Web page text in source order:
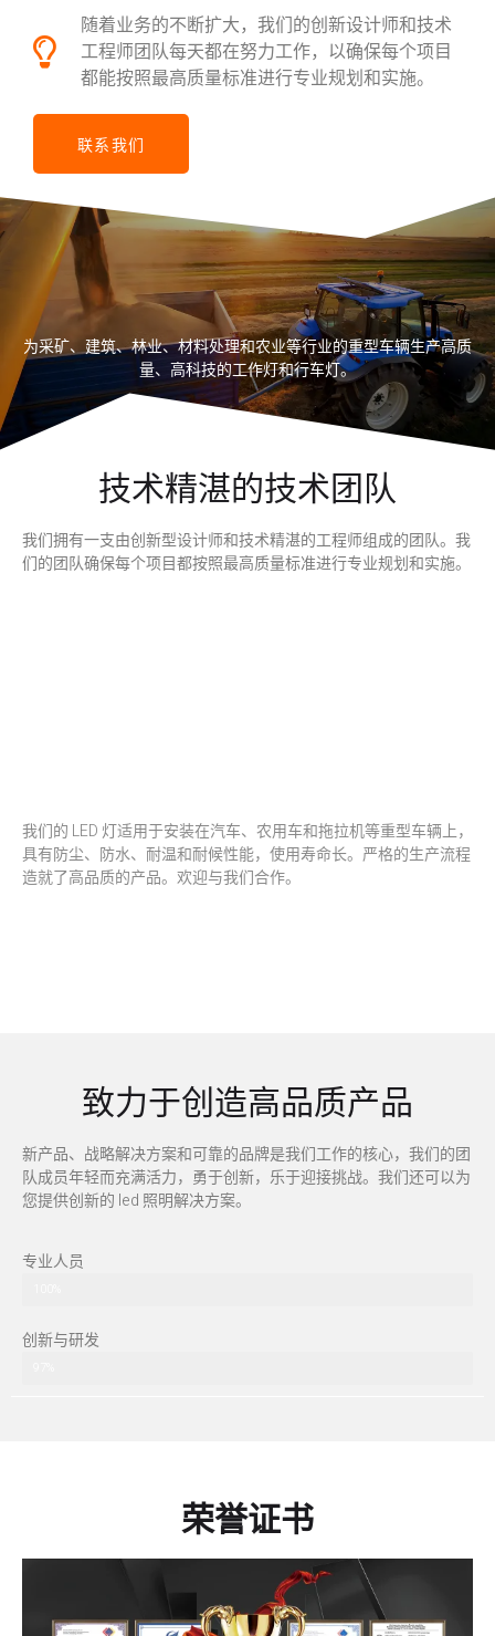
随着业务的不断扩大，我们的创新设计师和技术
工程师团队每天都在努力工作，以确保每个项目
都能按照最高质量标准进行专业规划和实施。
联系我们
为采矿、建筑、林业、材料处理和农业等行业的重型车辆生产高质
量、高科技的工作灯和行车灯。
技术精湛的技术团队
我们拥有一支由创新型设计师和技术精湛的工程师组成的团队。我
们的团队确保每个项目都按照最高质量标准进行专业规划和实施。
我们的 LED 灯适用于安装在汽车、农用车和拖拉机等重型车辆上，
具有防尘、防水、耐温和耐候性能，使用寿命长。严格的生产流程
造就了高品质的产品。欢迎与我们合作。
致力于创造高品质产品
新产品、战略解决方案和可靠的品牌是我们工作的核心，我们的团
队成员年轻而充满活力，勇于创新，乐于迎接挑战。我们还可以为
您提供创新的 led 照明解决方案。
专业人员
创新与研发
荣誉证书